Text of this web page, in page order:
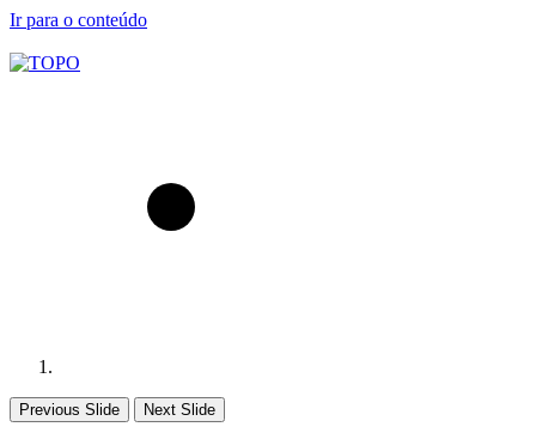
Ir para o conteúdo
Previous Slide Next Slide